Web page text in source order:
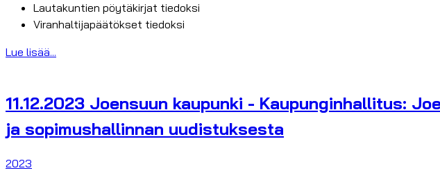
Lautakuntien pöytäkirjat tiedoksi
Viranhaltijapäätökset tiedoksi
Lue lisää...
11.12.2023 Joensuun kaupunki - Kaupunginhallitus:
ja sopimushallinnan uudistuksesta
2023